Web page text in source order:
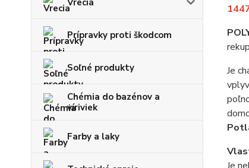
Vrecia
Prípravky proti škodcom
Soľné produkty
Chémia do bazénov a
víriviek
Farby a laky
Je